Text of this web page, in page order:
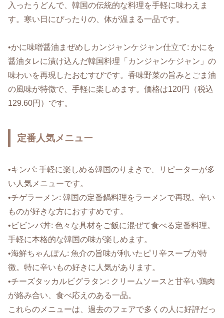
入ったうどんで、韓国の伝統的な料理を手軽に味わえま
す。寒い日にぴったりの、体が温まる一品です。
•かに味噌醤油まぜめしカンジャンケジャン仕立て: かにを
醤油タレに漬け込んだ韓国料理「カンジャンケジャン」の
味わいを再現したおむすびです。香味野菜の旨みとごま油
の風味が特徴で、手軽に楽しめます。価格は120円（税込
129.60円）です。
定番人気メニュー
•キンパ: 手軽に楽しめる韓国のりまきで、リピーターが多
い人気メニューです。
•チゲラーメン: 韓国の定番鍋料理をラーメンで再現。辛い
ものが好きな方におすすめです。
•ビビンバ丼: 色々な具材をご飯に混ぜて食べる定番料理。
手軽に本格的な韓国の味が楽しめます。
•海鮮ちゃんぽん: 魚介の旨味が利いたピリ辛スープが特
徴。特に辛いもの好きに人気があります。
•チーズタッカルビグラタン: クリームソースと甘辛い鶏肉
が絡み合い、食べ応えのある一品。
これらのメニューは、過去のフェアで多くの人に好評だっ